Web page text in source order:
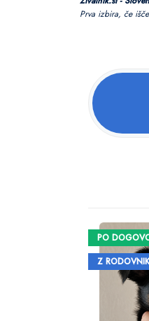
Prva izbira, če
PO
Z